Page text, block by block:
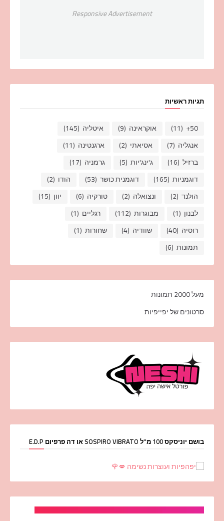
Responsive Advertisement
תגיות ראשיות
50+
(11) אוקראינה (9) איטליה (145)
אנגליה (7) אסיאתי (2) ארגנטינה (11)
ברזיל (16) ג'ינג'יות (5) גרמניה (17)
דוגמניות (165) דוגמנית כושר (53) הודו (2)
הולנד (2) ונצואלה (2) טורקיה (6) יוון (15)
לבנון (1) מבוגרות (112) רגליים (1)
רוסיה (40) שוודיה (4) שחורות (1)
תמונות (6)
מעל 2000 תמונות
סרטונים של יפייפיות
בושם יוניסקס 100 מ''ל SOSPIRO VIBRATO או דה פרפיום E.D.P